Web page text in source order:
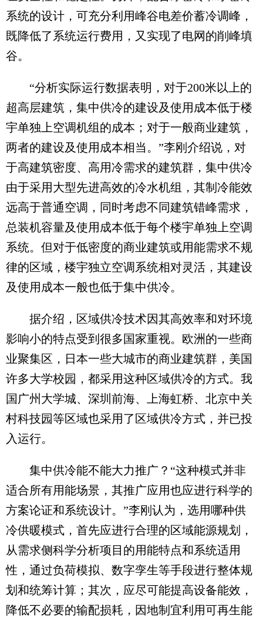
系统的设计，可充分利用峰谷电差价蓄冷调峰，
既降低了系统运行费用，又实现了电网的削峰填
谷。
“分析实际运行数据表明，对于200米以上的
超高层建筑，集中供冷的建设及使用成本低于楼
宇单独上空调机组的成本；对于一般商业建筑，
两者的建设及使用成本相当。”李刚介绍说，对
于高建筑密度、高用冷需求的建筑群，集中供冷
由于采用大型先进高效的冷水机组，其制冷能效
远高于普通空调，同时考虑不同建筑错峰需求，
总装机容量及使用成本低于每个楼宇单独上空调
系统。但对于低密度的商业建筑或用能需求不规
律的区域，楼宇独立空调系统相对灵活，其建设
及使用成本一般也低于集中供冷。
据介绍，区域供冷技术因其高效率和对环境
影响小的特点受到很多国家重视。欧洲的一些商
业聚集区，日本一些大城市的商业建筑群，美国
许多大学校园，都采用这种区域供冷的方式。我
国广州大学城、深圳前海、上海虹桥、北京中关
村科技园等区域也采用了区域供冷方式，并已投
入运行。
集中供冷能不能大力推广？“这种模式并非
适合所有用能场景，其推广应用也应进行科学的
方案论证和系统设计。”李刚认为，选用哪种供
冷供暖模式，首先应进行合理的区域能源规划，
从需求侧科学分析项目的用能特点和系统适用
性，通过负荷模拟、数字孪生等手段进行整体规
划和统筹计算；其次，应尽可能提高设备能效，
降低不必要的输配损耗，因地制宜利用可再生能